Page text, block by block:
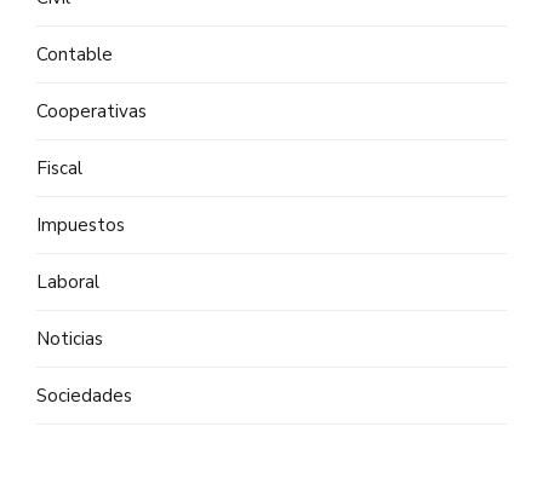
Contable
Cooperativas
Fiscal
Impuestos
Laboral
Noticias
Sociedades